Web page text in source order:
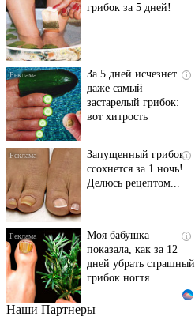
грибок за 5 дней!
i
За 5 дней исчезнет
даже самый
застарелый грибок:
вот хитрость
i
Запущенный грибок
ссохнется за 1 ночь!
Делюсь рецептом...
i
Моя бабушка
показала, как за 12
дней убрать страшный
грибок ногтя
Этот танец невесты
Наши Партнеры